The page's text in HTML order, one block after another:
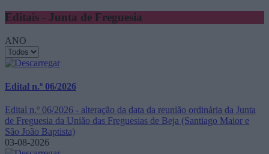
Editais - Junta de Freguesia
ANO
Edital n.º 06/2026
Edital n.º 06/2026 - alteração da data da reunião ordinária da Junta
de Freguesia da União das Freguesias de Beja (Santiago Maior e
São João Baptista)
03-08-2026